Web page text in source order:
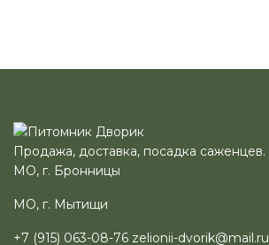
Продажа, доставка, посадка саженцев.
МО, г. Бронницы
МО, г. Мытищи
+7 (915) 063-08-76 zelionii-dvorik@mail.ru